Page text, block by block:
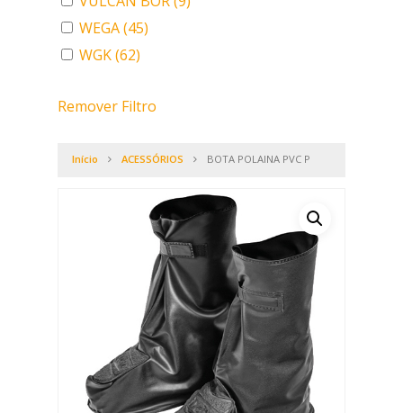
WEGA(45)
WGK(62)
Remover Filtro
Início ACESSÓRIOS BOTA POLAINA PVC P